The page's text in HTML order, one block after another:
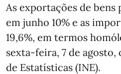
As exportações de bens
em junho 10% e as
19,6%, em termos
sexta-feira, 7 de
de Estatísticas (INE).